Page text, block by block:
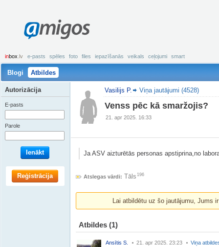
amigos
inbox .lv e-pasts spēles foto files iepazīšanās veikals ceļojumi smart
Blogi Atbildes
Vasilijs P. Viņa jautājumi (4528)
Venss pēc kā smaržojis?
21. apr 2025. 16:33
Ja ASV aizturētās personas apstiprina,no
Atslegas vārdi: Tāls 196
Lai atbildētu uz šo jautājumu, Jums
Atbildes (1)
Ansītis S. 21. apr 2025. 23:23 Viņa
Autorizācija
E-pasts
Parole
Ienākt
Reģistrācija